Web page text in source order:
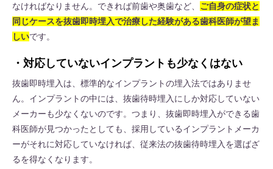
なければなりません。できれば前歯や奥歯など、 ご自身の症状と
同じケースを抜歯即時埋入で治療した経験がある歯科医師が望ま
しいです。
・対応していないインプラントも少なくはない
抜歯即時埋入は、標準的なインプラントの埋入法ではありませ
ん。インプラントの中には、抜歯待時埋入にしか対応していない
メーカーも少なくないのです。つまり、抜歯即時埋入ができる歯
科医師が見つかったとしても、採用しているインプラントメーカ
ーがそれに対応していなければ、従来法の抜歯待時埋入を選ばざ
るを得なくなります。